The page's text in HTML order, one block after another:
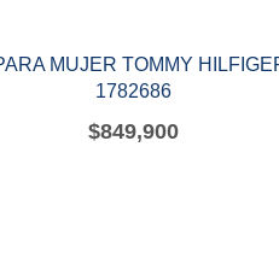
MUJER TOMMY
1782686
$849,900